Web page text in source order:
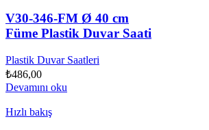
V30-346-FM Ø 40 cm
Füme Plastik Duvar Saati
Plastik Duvar Saatleri
₺486,00
Devamını oku
Hızlı bakış